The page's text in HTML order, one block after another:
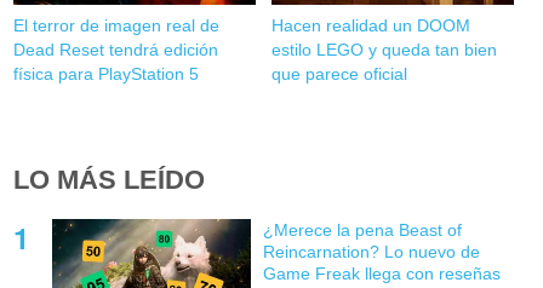
El terror de imagen real de
Dead Reset tendrá edición
física para PlayStation 5
Hacen realidad un DOOM
estilo LEGO y queda tan bien
que parece oficial
LO MÁS LEÍDO
¿Merece la pena Beast of
Reincarnation? Lo nuevo de
Game Freak llega con reseñas